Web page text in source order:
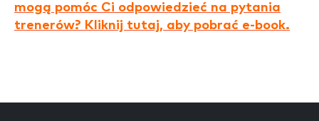
mogą pomóc Ci odpowiedzieć na pytania
trenerów? Kliknij tutaj, aby pobrać e-book.